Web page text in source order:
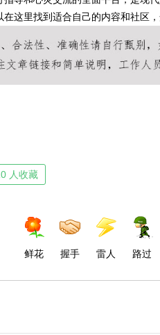
这里找到适合自己的内容和社区
人收藏
鲜花 握手 雷人 路过